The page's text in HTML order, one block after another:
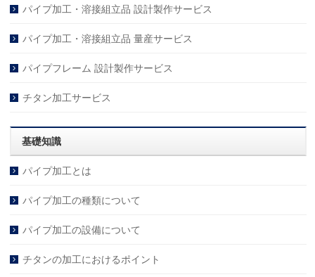
パイプ加工・溶接組立品 設計製作サービス
パイプ加工・溶接組立品 量産サービス
パイプフレーム 設計製作サービス
チタン加工サービス
基礎知識
パイプ加工とは
パイプ加工の種類について
パイプ加工の設備について
チタンの加工におけるポイント